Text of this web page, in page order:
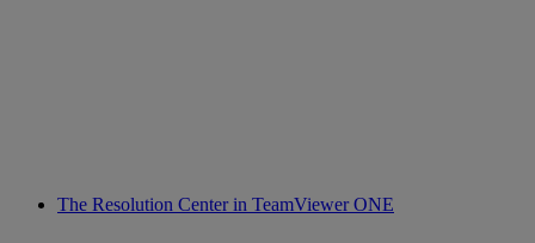
The Resolution Center in TeamViewer ONE